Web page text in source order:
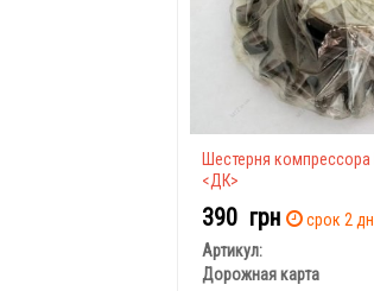
Шестерня
<ДК>
390 грн
срок 2 дн.
Артикул:
Дорожная карта